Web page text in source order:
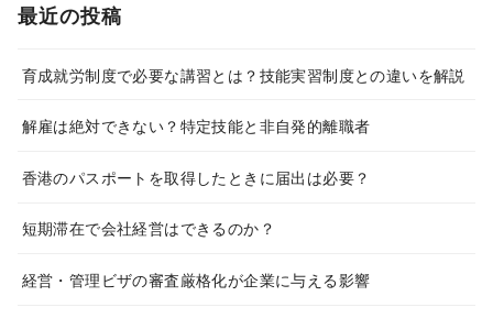
最近の投稿
育成就労制度で必要な講習とは？技能実習制度との違いを解説
解雇は絶対できない？特定技能と非自発的離職者
香港のパスポートを取得したときに届出は必要？
短期滞在で会社経営はできるのか？
経営・管理ビザの審査厳格化が企業に与える影響